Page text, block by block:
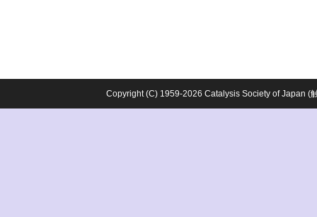
Copyright (C) 1959-2026 Catalysis Society of Japan (